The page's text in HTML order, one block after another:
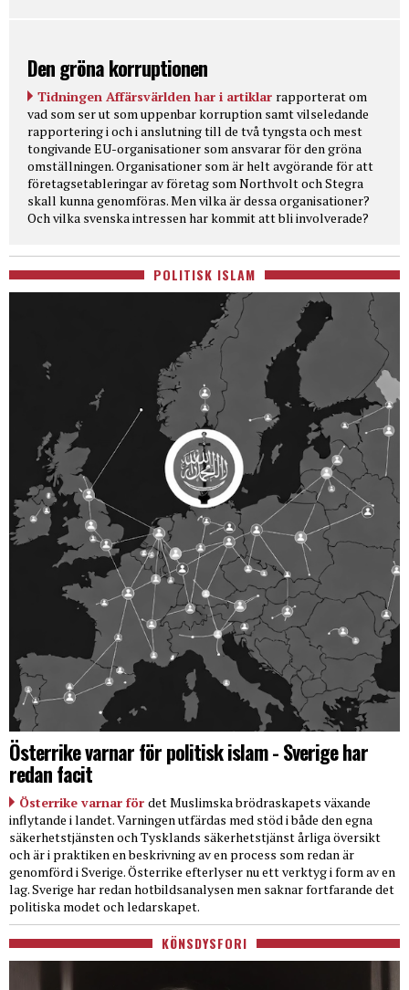
Den gröna korruptionen
Tidningen Affärsvärlden har i artiklar rapporterat om
vad som ser ut som uppenbar korruption samt vilseledande
rapportering i och i anslutning till de två tyngsta och mest
tongivande EU-organisationer som ansvarar för den gröna
omställningen. Organisationer som är helt avgörande för att
företagsetableringar av företag som Northvolt och Stegra
skall kunna genomföras. Men vilka är dessa organisationer?
Och vilka svenska intressen har kommit att bli involverade?
POLITISK ISLAM
Österrike varnar för politisk islam - Sverige har
redan facit
Österrike varnar för det Muslimska brödraskapets växande
inflytande i landet. Varningen utfärdas med stöd i både den egna
säkerhetstjänsten och Tysklands säkerhetstjänst årliga översikt
och är i praktiken en beskrivning av en process som redan är
genomförd i Sverige. Österrike efterlyser nu ett verktyg i form av en
lag. Sverige har redan hotbildsanalysen men saknar fortfarande det
politiska modet och ledarskapet.
KÖNSDYSFORI